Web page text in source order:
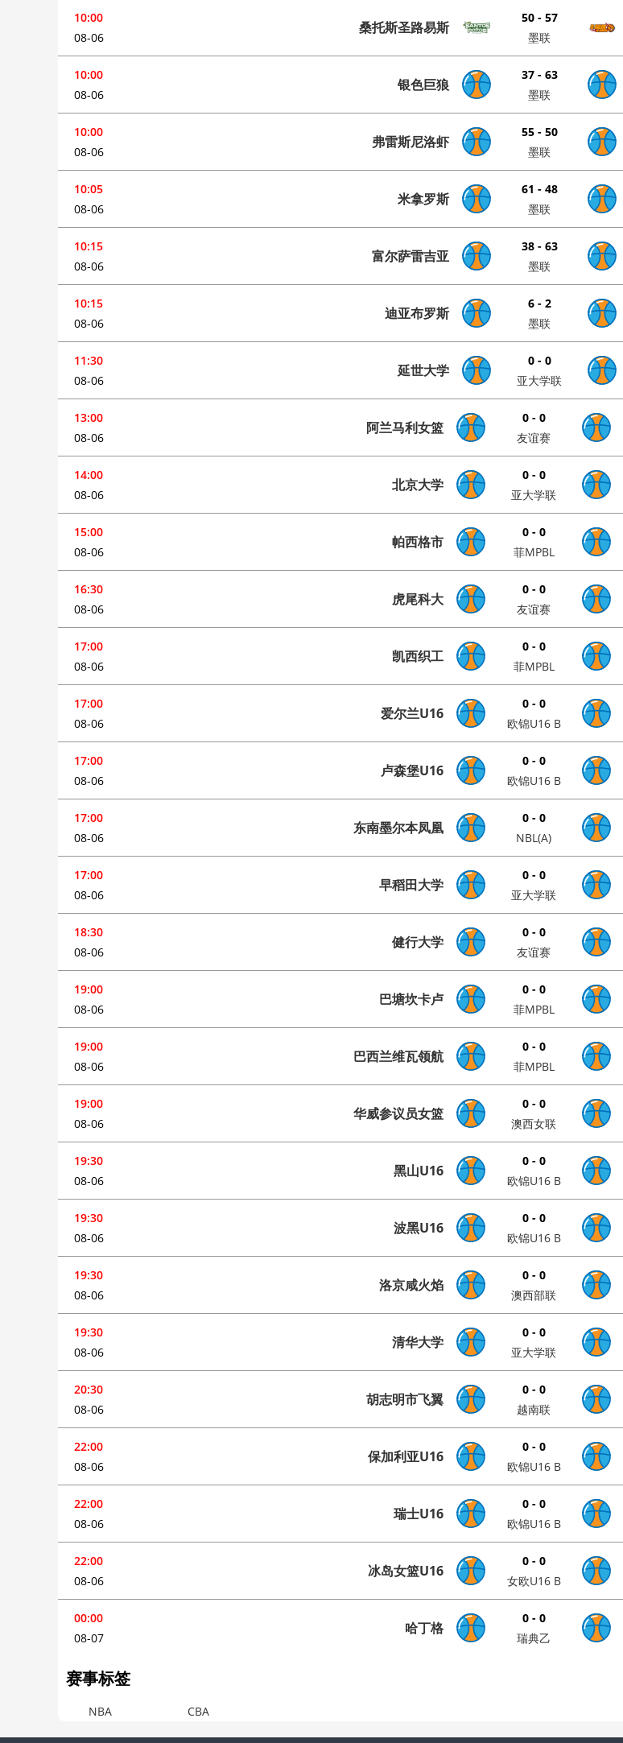
10:00
08-06
桑托斯圣路易斯
50 - 57
墨联
10:00
08-06
银色巨狼
37 - 63
墨联
10:00
08-06
弗雷斯尼洛虾
55 - 50
墨联
10:05
08-06
米拿罗斯
61 - 48
墨联
10:15
08-06
富尔萨雷吉亚
38 - 63
墨联
10:15
08-06
迪亚布罗斯
6 - 2
墨联
11:30
08-06
延世大学
0 - 0
亚大学联
13:00
08-06
阿兰马利女篮
0 - 0
友谊赛
14:00
08-06
北京大学
0 - 0
亚大学联
15:00
08-06
帕西格市
0 - 0
菲MPBL
16:30
08-06
虎尾科大
0 - 0
友谊赛
17:00
08-06
凯西织工
0 - 0
菲MPBL
17:00
08-06
爱尔兰U16
0 - 0
欧锦U16 B
17:00
08-06
卢森堡U16
0 - 0
欧锦U16 B
17:00
08-06
东南墨尔本凤凰
0 - 0
NBL(A)
17:00
08-06
早稻田大学
0 - 0
亚大学联
18:30
08-06
健行大学
0 - 0
友谊赛
19:00
08-06
巴塘坎卡卢
0 - 0
菲MPBL
19:00
08-06
巴西兰维瓦领航
0 - 0
菲MPBL
19:00
08-06
华威参议员女篮
0 - 0
澳西女联
19:30
08-06
黑山U16
0 - 0
欧锦U16 B
19:30
08-06
波黑U16
0 - 0
欧锦U16 B
19:30
08-06
洛京咸火焰
0 - 0
澳西部联
19:30
08-06
清华大学
0 - 0
亚大学联
20:30
08-06
胡志明市飞翼
0 - 0
越南联
22:00
08-06
保加利亚U16
0 - 0
欧锦U16 B
22:00
08-06
瑞士U16
0 - 0
欧锦U16 B
22:00
08-06
冰岛女篮U16
0 - 0
女欧U16 B
00:00
08-07
哈丁格
0 - 0
瑞典乙
赛事标签
NBA CBA